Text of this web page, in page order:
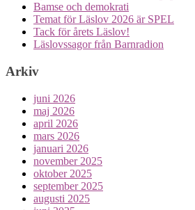
Bamse och demokrati
Temat för Läslov 2026 är SPEL
Tack för årets Läslov!
Läslovssagor från Barnradion
Arkiv
juni 2026
maj 2026
april 2026
mars 2026
januari 2026
november 2025
oktober 2025
september 2025
augusti 2025